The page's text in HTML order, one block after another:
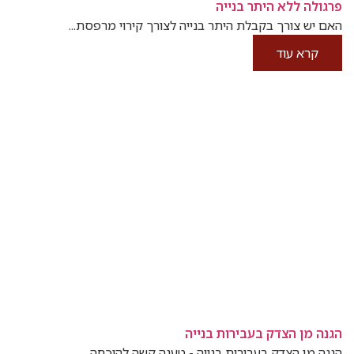
פרגולה ללא היתר בנייה
האם יש צורך בקבלת היתר בנייה לצורך קירוי מרפסת...
קרא עוד
הגנה מן הצדק בעבירות בנייה